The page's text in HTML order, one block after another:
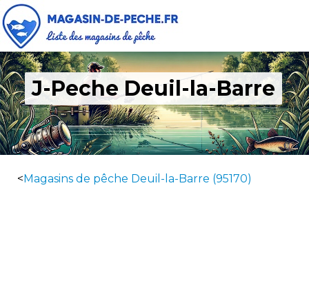
J-Peche Deuil-la-Barre
<Magasins de pêche Deuil-la-Barre (95170)